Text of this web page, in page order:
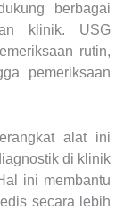
berbagai
klinik. USG
rutin,
pemeriksaan
alat ini
di klinik
ini membantu
secara lebih